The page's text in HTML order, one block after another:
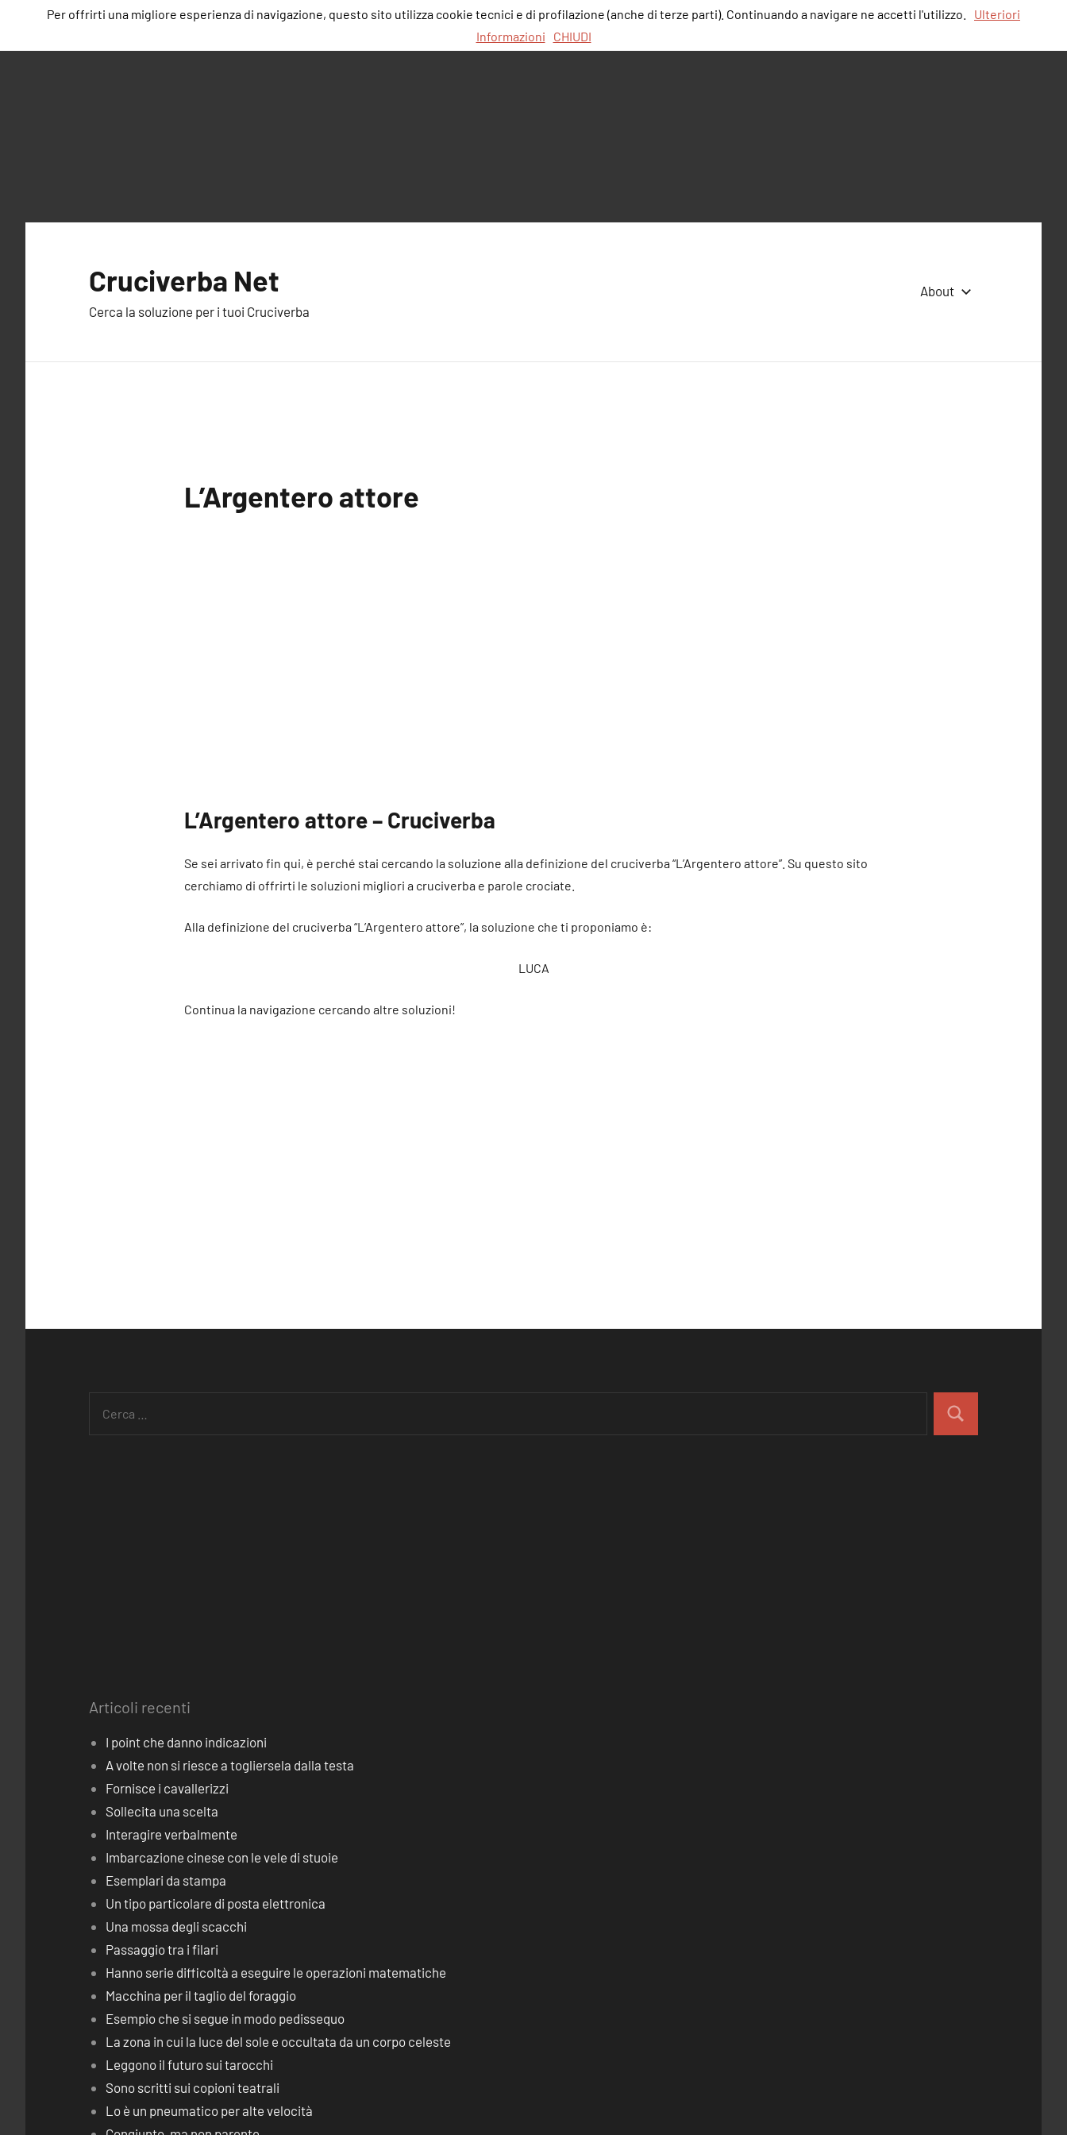
Cruciverba Net
Cerca la soluzione per i tuoi Cruciverba
About
L’Argentero attore
L’Argentero attore – Cruciverba
Se sei arrivato fin qui, è perché stai cercando la soluzione alla definizione del cruciverba “L’Argentero attore”. Su questo sito
cerchiamo di offrirti le soluzioni migliori a cruciverba e parole crociate.
Alla definizione del cruciverba “L’Argentero attore”, la soluzione che ti proponiamo è:
LUCA
Continua la navigazione cercando altre soluzioni!
Articoli recenti
I point che danno indicazioni
A volte non si riesce a togliersela dalla testa
Fornisce i cavallerizzi
Sollecita una scelta
Interagire verbalmente
Imbarcazione cinese con le vele di stuoie
Esemplari da stampa
Un tipo particolare di posta elettronica
Una mossa degli scacchi
Passaggio tra i filari
Hanno serie difficoltà a eseguire le operazioni matematiche
Macchina per il taglio del foraggio
Esempio che si segue in modo pedissequo
La zona in cui la luce del sole e occultata da un corpo celeste
Leggono il futuro sui tarocchi
Sono scritti sui copioni teatrali
Lo è un pneumatico per alte velocità
Per offrirti una migliore esperienza di navigazione, questo sito utilizza cookie tecnici e di profilazione (anche di terze parti). Continuando a navigare ne accetti l'utilizzo.
Ulteriori
Informazioni
CHIUDI